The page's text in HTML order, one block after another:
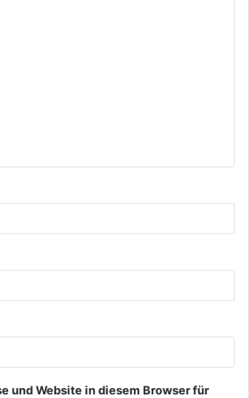
und Website in diesem Browser für